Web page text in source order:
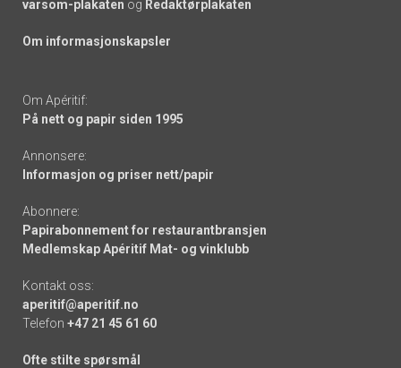
varsom-plakaten og Redaktørplakaten
Om informasjonskapsler
Om Apéritif:
På nett og papir siden 1995
Annonsere:
Informasjon og priser nett/papir
Abonnere:
Papirabonnement for restaurantbransjen
Medlemskap Apéritif Mat- og vinklubb
Kontakt oss:
aperitif@aperitif.no
Telefon +47 21 45 61 60
Ofte stilte spørsmål